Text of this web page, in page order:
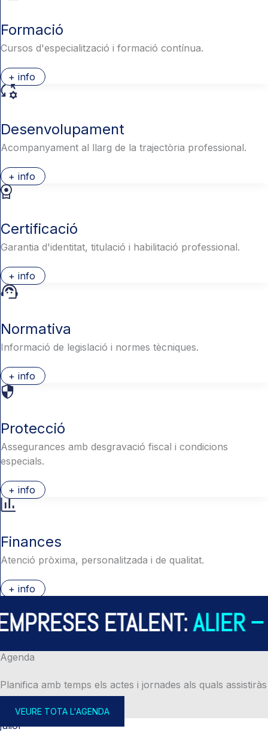
Formació
Cursos d'especialització i formació contínua.
+ info
Desenvolupament
Acompanyament al llarg de la trajectòria professional.
+ info
Certificació
Garantia d'identitat, titulació i habilitació professional.
+ info
Normativa
Informació de legislació i normes tècniques.
+ info
Protecció
Assegurances amb desgravació fiscal i condicions
especials.
+ info
Finances
Atenció pròxima, personalitzada i de qualitat.
+ info
ETALENT:ALIER –
Agenda
Planifica amb temps els actes i jornades als quals assistiràs
VEURE TOTA L'AGENDA
juliol